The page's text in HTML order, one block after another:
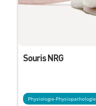
Souris NRG
Physiologie-Physiopathologie